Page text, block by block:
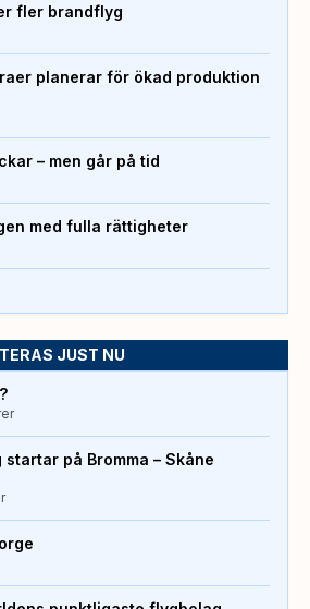
fler brandflyg
planerar för ökad produktion
– men går på tid
med fulla rättigheter
JUST NU
på Bromma – Skåne